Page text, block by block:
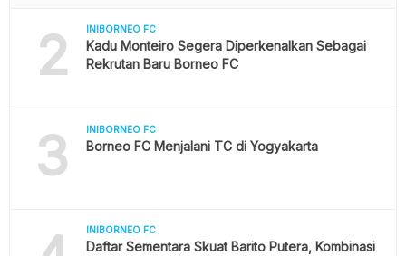
2 INIBORNEO FC
Kadu Monteiro Segera Diperkenalkan Sebagai
Rekrutan Baru Borneo FC
3 INIBORNEO FC
Borneo FC Menjalani TC di Yogyakarta
INIBORNEO FC
Daftar Sementara Skuat Barito Putera, Kombinasi